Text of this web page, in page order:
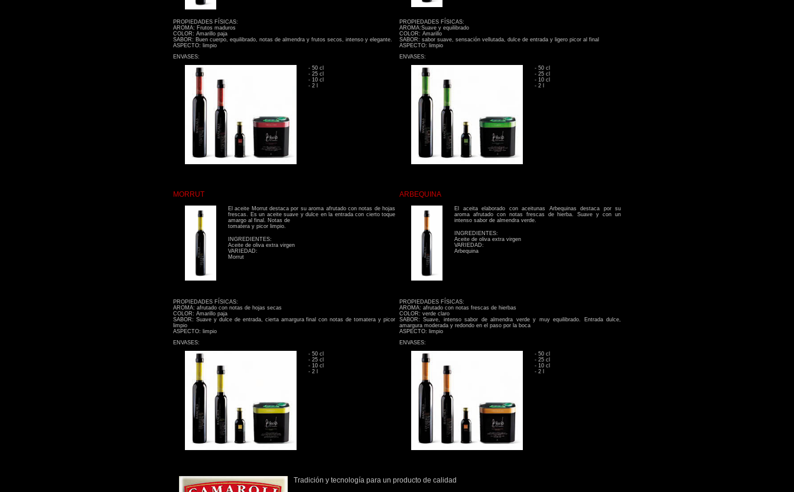
PROPIEDADES FÍSICAS:
AROMA: Frutos maduros
COLOR: Amarillo paja
SABOR: Buen cuerpo, equilibrado, notas de almendra y frutos secos, intenso y elegante.
ASPECTO: limpio
ENVASES:
- 50 cl
- 25 cl
- 10 cl
- 2 l
PROPIEDADES FÍSICAS:
AROMA:Suave y equilibrado
COLOR: Amarillo
SABOR: sabor suave, sensación vellutada, dulce de entrada y ligero picor al final
ASPECTO: limpio
ENVASES:
- 50 cl
- 25 cl
- 10 cl
- 2 l
MORRUT
El aceite Morrut destaca por su aroma afrutado con notas de hojas
frescas. Es un aceite suave y dulce en la entrada con cierto toque
amargo al final. Notas de
tomatera y picor limpio.
INGREDIENTES:
Aceite de oliva extra virgen
VARIEDAD:
Morrut
ARBEQUINA
El aceita elaborado con aceitunas Arbequinas destaca por su
aroma afrutado con notas frescas de hierba. Suave y con un
intenso sabor de almendra verde.
INGREDIENTES:
Aceite de oliva extra virgen
VARIEDAD:
Arbequina
PROPIEDADES FÍSICAS:
AROMA: afrutado con notas de hojas secas
COLOR: Amarillo paja
SABOR: Suave y dulce de entrada, cierta amargura final con notas de tomatera y picor
limpio
ASPECTO: limpio
ENVASES:
- 50 cl
- 25 cl
- 10 cl
- 2 l
PROPIEDADES FÍSICAS:
AROMA: afrutado con notas frescas de hierbas
COLOR: verde claro
SABOR: Suave, intenso sabor de almendra verde y muy equilibrado. Entrada dulce,
amargura moderada y redondo en el paso por la boca
ASPECTO: limpio
ENVASES:
- 50 cl
- 25 cl
- 10 cl
- 2 l
Tradición y tecnología para un producto de calidad